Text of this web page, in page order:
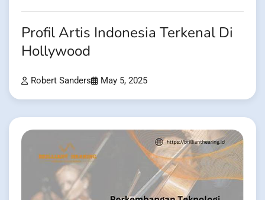
Profil Artis Indonesia Terkenal Di
Hollywood
Robert Sanders May 5, 2025